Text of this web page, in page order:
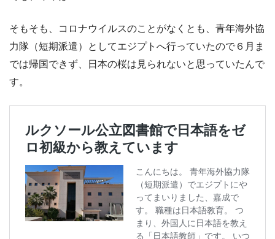
そもそも、コロナウイルスのことがなくとも、青年海外協
力隊（短期派遣）としてエジプトへ行っていたので６月ま
では帰国できず、日本の桜は見られないと思っていたんで
す。